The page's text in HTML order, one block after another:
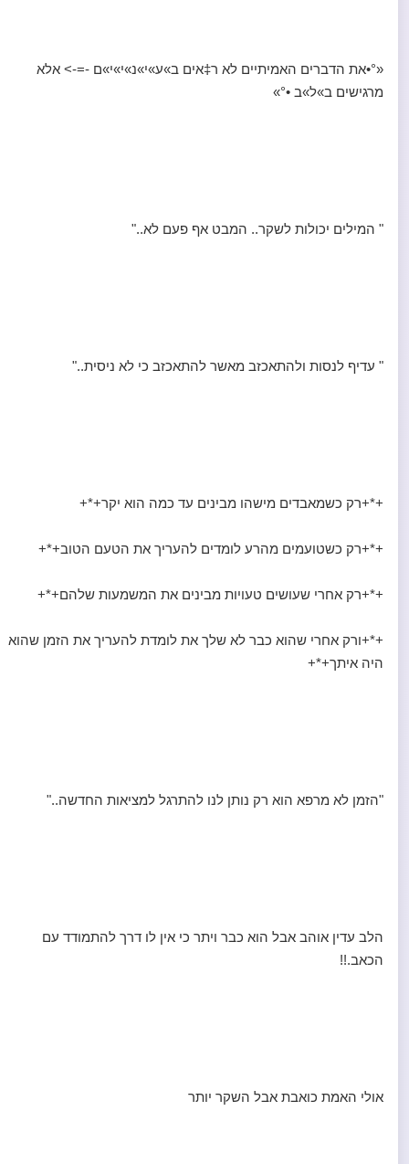
«°•את הדברים האמיתיים לא ר‡אים ב»ע»י»נ»י»י»ם -=-> אלא
מרגישים ב»ל»ב •°»
" המילים יכולות לשקר.. המבט אף פעם לא.."
" עדיף לנסות ולהתאכזב מאשר להתאכזב כי לא ניסית.."
+*+רק כשמאבדים מישהו מבינים עד כמה הוא יקר+*+
+*+רק כשטועמים מהרע לומדים להעריך את הטעם הטוב+*+
+*+רק אחרי שעושים טעויות מבינים את המשמעות שלהם+*+
+*+ורק אחרי שהוא כבר לא שלך את לומדת להעריך את הזמן שהוא
היה איתך+*+
"הזמן לא מרפא הוא רק נותן לנו להתרגל למציאות החדשה.."
הלב עדין אוהב אבל הוא כבר ויתר כי אין לו דרך להתמודד עם
הכאב.!!
אולי האמת כואבת אבל השקר יותר